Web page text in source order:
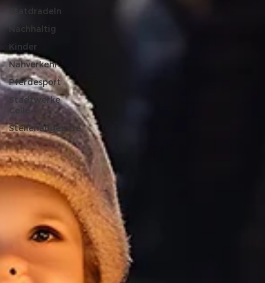
Statdradeln
Nachhaltig
Kinder
Nahverkehr
Pferdesport
Stadtwerke
Celle
Stellenangebote